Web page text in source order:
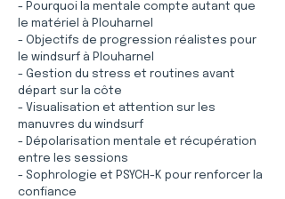
- Pourquoi la mentale compte autant que
le matériel à Plouharnel
- Objectifs de progression réalistes pour
le windsurf à Plouharnel
- Gestion du stress et routines avant
départ sur la côte
- Visualisation et attention sur les
manuvres du windsurf
- Dépolarisation mentale et récupération
entre les sessions
- Sophrologie et PSYCH-K pour renforcer la
confiance